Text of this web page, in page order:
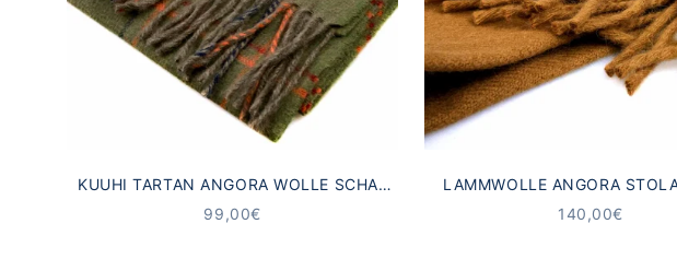
KUUHI TARTAN ANGORA WOLLE SCHAL
GRÜN
ANGEBOT
99,00€
LAMMWOLLE ANGORA
ANGEBOT
140,00€